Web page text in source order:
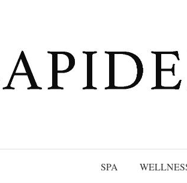
SPA